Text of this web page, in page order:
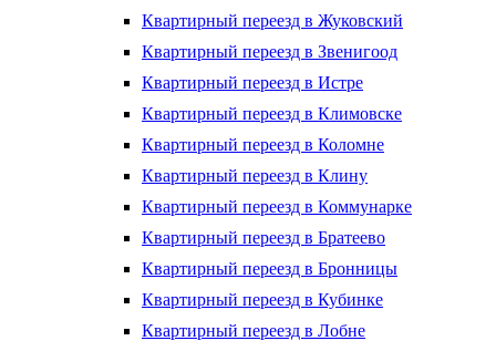
Квартирный переезд в Жуковский
Квартирный переезд в Звенигоод
Квартирный переезд в Истре
Квартирный переезд в Климовске
Квартирный переезд в Коломне
Квартирный переезд в Клину
Квартирный переезд в Коммунарке
Квартирный переезд в Братеево
Квартирный переезд в Бронницы
Квартирный переезд в Кубинке
Квартирный переезд в Лобне